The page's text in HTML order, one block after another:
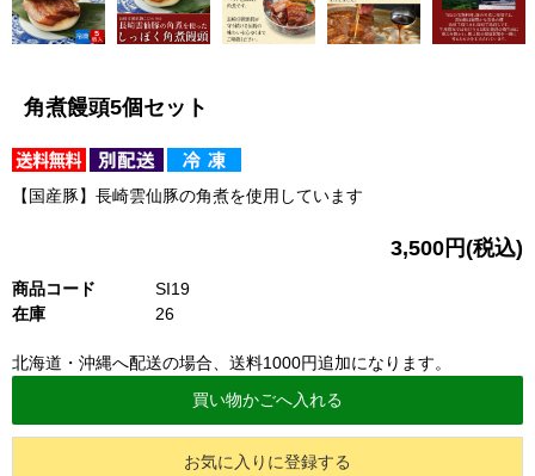
角煮饅頭5個セット
【国産豚】長崎雲仙豚の角煮を使用しています
3,500円(税込)
商品コード
SI19
在庫
26
お気に入りに登録する